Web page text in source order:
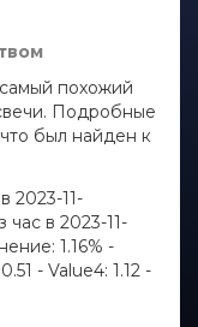
похожий
Подробные
был найден к
2023-11-
в 2023-11-
1.16% -
- Value4: 1.12 -